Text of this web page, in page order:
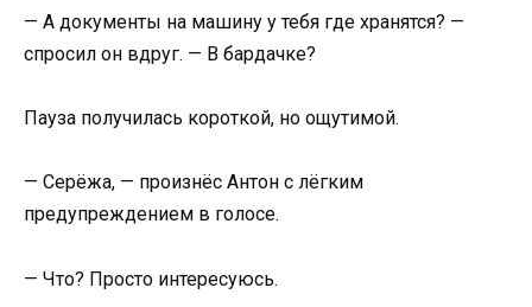
— А документы на машину у тебя где хранятся? —
спросил он вдруг. — В бардачке?
Пауза получилась короткой, но ощутимой.
— Серёжа, — произнёс Антон с лёгким
предупреждением в голосе.
— Что? Просто интересуюсь.